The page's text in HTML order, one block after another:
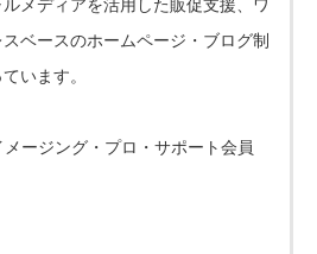
ルメディアを活用した販促支援、ワ
スベースのホームページ・ブログ制
います。
メージング・プロ・サポート会員